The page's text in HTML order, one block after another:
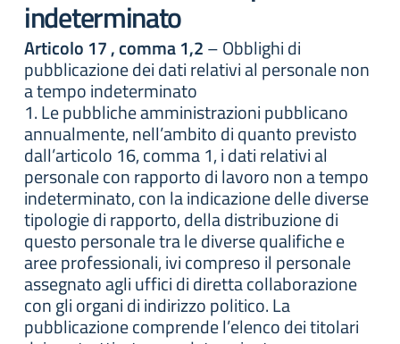
indeterminato
Articolo 17 , comma 1,2– Obblighi di
pubblicazione dei dati relativi al personale non
a tempo indeterminato
1. Le pubbliche amministrazioni pubblicano
annualmente, nell’ambito di quanto previsto
dall’articolo 16, comma 1, i dati relativi al
personale con rapporto di lavoro non a tempo
indeterminato, con la indicazione delle diverse
tipologie di rapporto, della distribuzione di
questo personale tra le diverse qualifiche e
aree professionali, ivi compreso il personale
assegnato agli uffici di diretta collaborazione
con gli organi di indirizzo politico. La
pubblicazione comprende l’elenco dei titolari